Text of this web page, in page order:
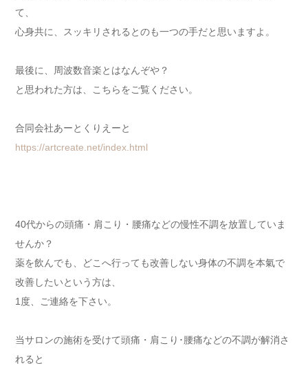
て、
心身共に、スッキリされるとのも一つの手だと思いますよ。
最後に、周波数音楽とはなんぞや？
と思われた方は、こちらをご覧ください。
合同会社あーとくりえーと
https://artcreate.net/index.html
40代からの頭痛・肩こり・腰痛などの慢性不調を放置していま
せんか？
薬を飲んでも、どこへ行っても改善しない身体の不調を本氣で
改善したいという方は、
1度、ご連絡を下さい。
当サロンの施術を受けて頭痛・肩こり･腰痛などの不調が解消さ
れると